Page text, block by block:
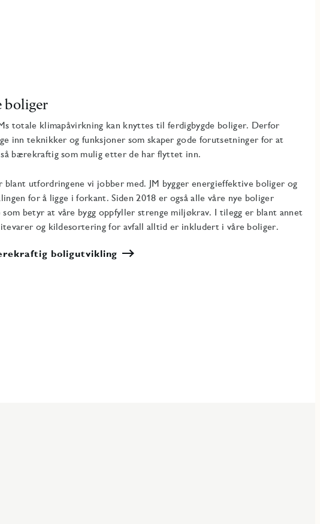
boliger
totale klimapåvirkning kan knyttes til ferdigbygde boliger. Derfor
inn teknikker og funksjoner som skaper gode forutsetninger for at
så bærekraftig som mulig etter de har flyttet inn.
utfordringene vi jobber med. JM bygger energieffektive boliger og
for å ligge i forkant. Siden 2018 er også alle våre nye boliger
som betyr at våre bygg oppfyller strenge miljøkrav. I tilegg er blant annet
og kildesortering for avfall alltid er inkludert i våre boliger.
boligutvikling